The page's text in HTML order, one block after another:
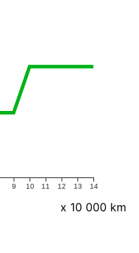
9 10 11 12 13 14
x 10 000 km